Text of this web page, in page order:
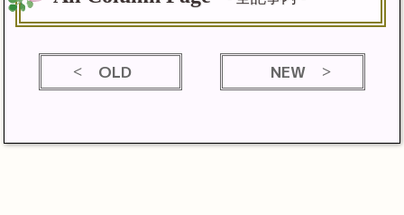
OLD NEW